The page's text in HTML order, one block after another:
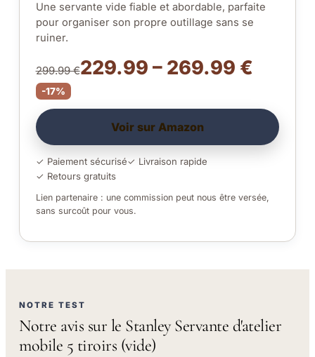
Une servante vide fiable et abordable, parfaite
pour organiser son propre outillage sans se
ruiner.
299.99 €229.99 – 269.99 €
-17%
Voir sur Amazon
✓ Paiement sécurisé✓ Livraison rapide
✓ Retours gratuits
Lien partenaire : une commission peut nous être versée,
sans surcoût pour vous.
NOTRE TEST
Notre avis sur le Stanley Servante d'atelier
mobile 5 tiroirs (vide)